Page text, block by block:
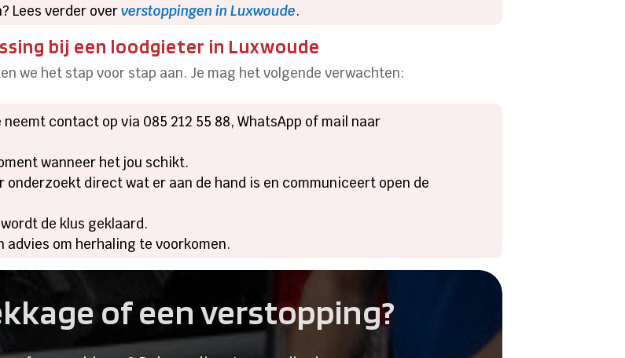
Lees verder oververstoppingen in Luxwoude.
bij een loodgieter in Luxwoude
we het stap voor stap aan. Je mag het volgende verwachten:
neemt contact op via 085 212 55 88, WhatsApp of mail naar
wanneer het jou schikt.
onderzoekt direct wat er aan de hand is en communiceert open de
de klus geklaard.
advies om herhaling te voorkomen.
of een verstopping?